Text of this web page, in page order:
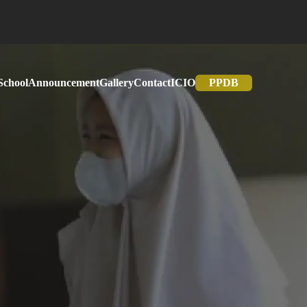
AnnouncementGalleryContactICIO PPDB